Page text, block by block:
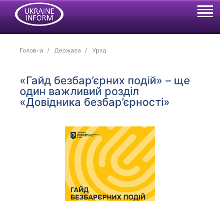
Головна Держава Уряд
«Гайд безбар’єрних подій» – ще
один важливий розділ
«Довідника безбар’єрності»